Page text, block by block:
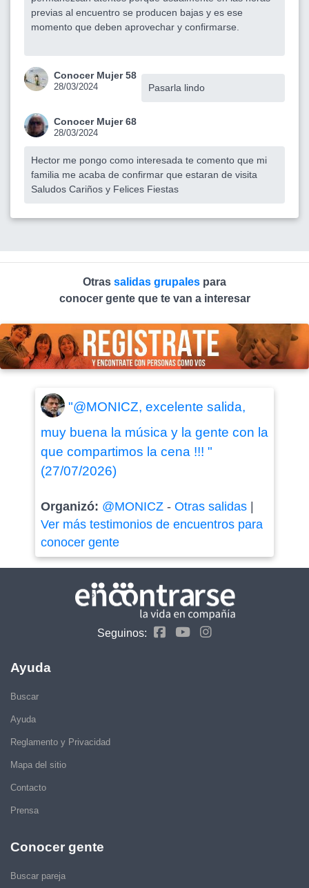
previas al encuentro se producen bajas y es ese
momento que deben aprovechar y confirmarse.
Conocer Mujer 58
28/03/2024 Pasarla lindo
Conocer Mujer 68
28/03/2024
Hector me pongo como interesada te comento que mi
familia me acaba de confirmar que estaran de visita
Saludos Cariños y Felices Fiestas
Otras salidas grupales para
conocer gente que te van a interesar
"@MONICZ, excelente salida,
muy buena la música y la gente con la
que compartimos la cena !!! "
(27/07/2026)
Organizó: @MONICZ- Otras salidas|
Ver más testimonios de encuentros para
conocer gente
Seguinos:
Ayuda
Buscar
Ayuda
Reglamento y Privacidad
Mapa del sitio
Contacto
Prensa
Conocer gente
Buscar pareja